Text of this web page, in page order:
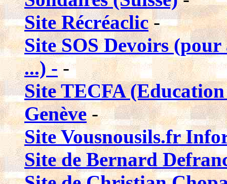
Site Récréaclic-
Site SOS Devoirs (pour
...) --
Site TECFA
Genève-
Site Vousnousils.fr
Site de Bernard